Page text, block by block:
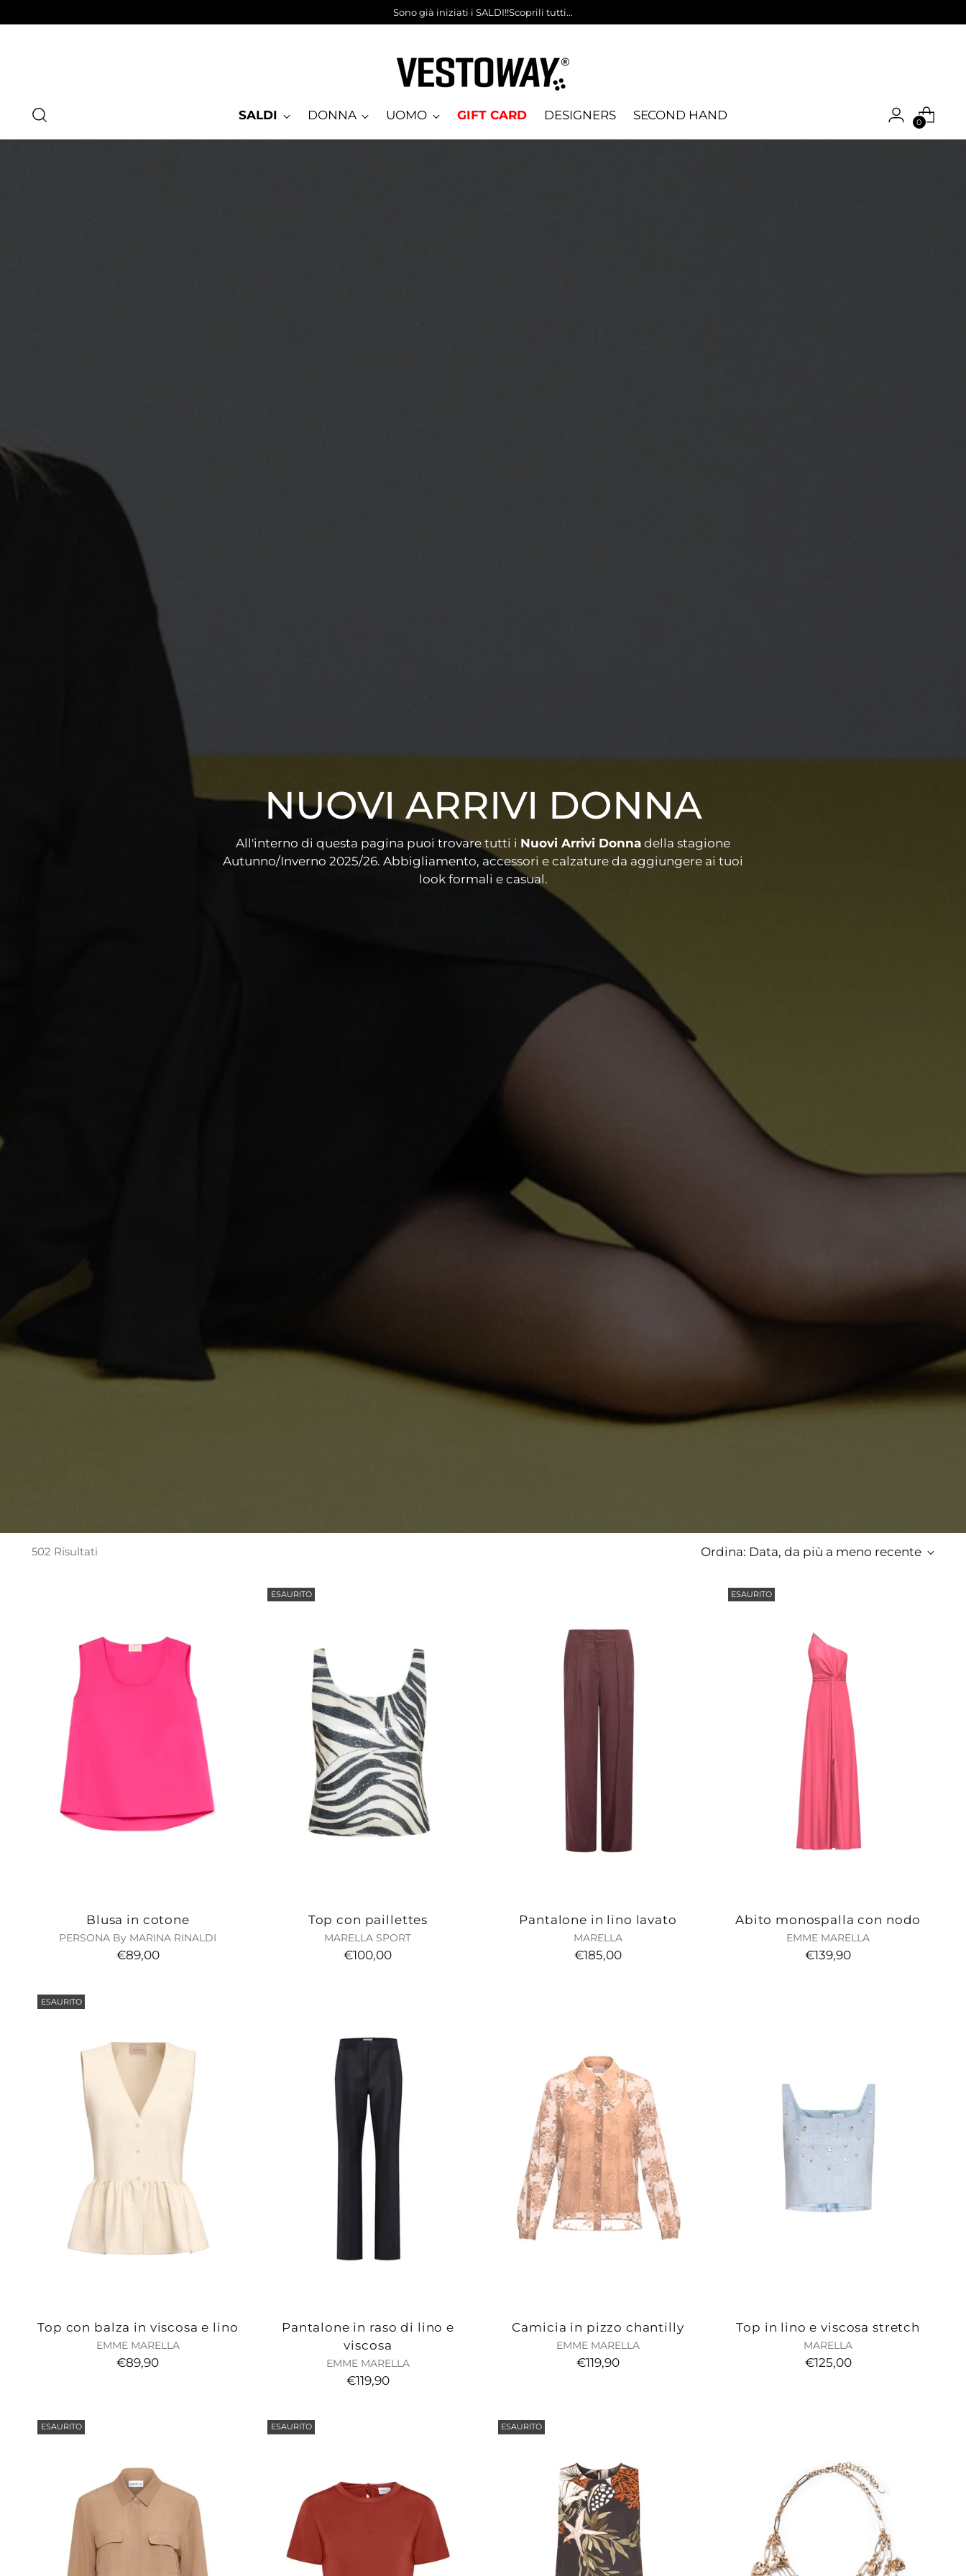
Sono già iniziati i SALDI!!Scoprili tutti...
SALDI DONNA UOMO GIFT CARD DESIGNERS SECOND HAND
0
NUOVI ARRIVI DONNA
All'interno di questa pagina puoi trovare tutti i Nuovi Arrivi Donna della stagione
Autunno/Inverno 2025/26. Abbigliamento, accessori e calzature da aggiungere ai tuoi
look formali e casual.
502 Risultati Ordina: Data, da più a meno recente
Blusa in cotone
PERSONA By MARINA RINALDI
€89,00
ESAURITO
Top con paillettes
MARELLA SPORT
€100,00
Pantalone in lino lavato
MARELLA
€185,00
ESAURITO
Abito monospalla con nodo
EMME MARELLA
€139,90
ESAURITO
Top con balza in viscosa e lino
EMME MARELLA
€89,90
Pantalone in raso di lino e
viscosa
EMME MARELLA
€119,90
Camicia in pizzo chantilly
EMME MARELLA
€119,90
Top in lino e viscosa stretch
MARELLA
€125,00
ESAURITO ESAURITO ESAURITO